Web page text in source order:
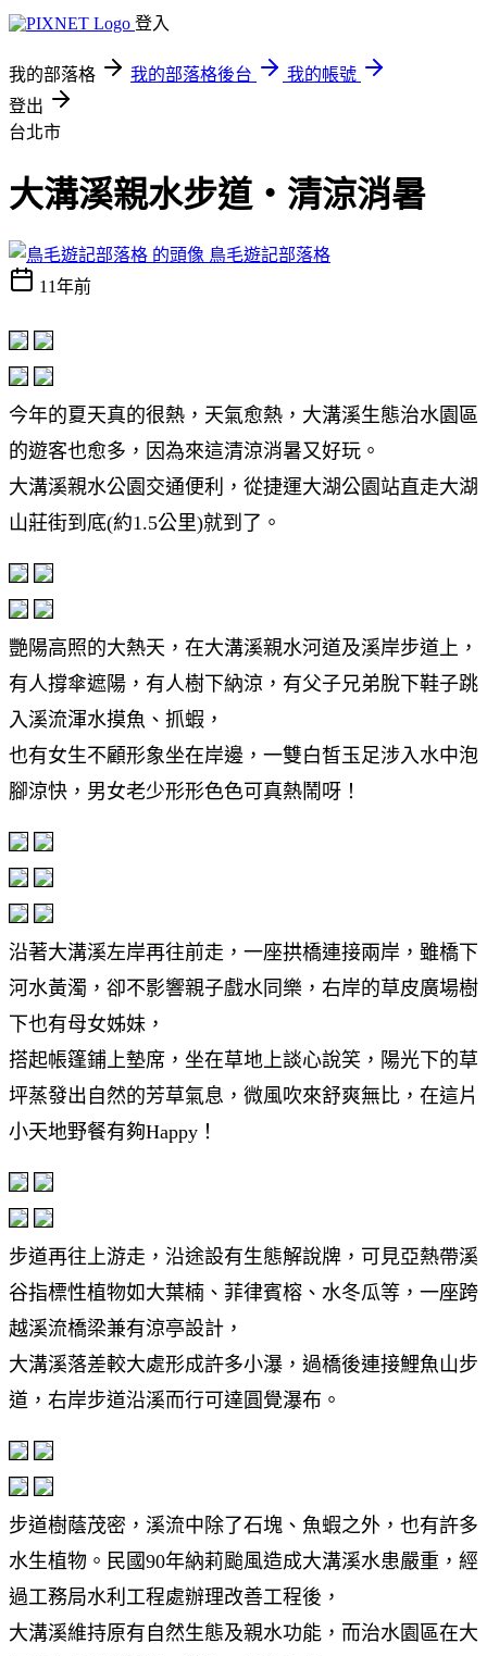
登入
我的部落格 我的部落格後台
我的帳號
登出
台北市
大溝溪親水步道‧清涼消暑
鳥毛遊記部落格
11年前
今年的夏天真的很熱，天氣愈熱，大溝溪生態治水園區
的遊客也愈多，因為來這清涼消暑又好玩。
大溝溪親水公園交通便利，從捷運大湖公園站直走大湖
山莊街到底(約1.5公里)就到了。
艷陽高照的大熱天，在大溝溪親水河道及溪岸步道上，
有人撐傘遮陽，有人樹下納涼，有父子兄弟脫下鞋子跳
入溪流渾水摸魚、抓蝦，
也有女生不顧形象坐在岸邊，一雙白皙玉足涉入水中泡
腳涼快，男女老少形形色色可真熱鬧呀！
沿著大溝溪左岸再往前走，一座拱橋連接兩岸，雖橋下
河水黃濁，卻不影響親子戲水同樂，右岸的草皮廣場樹
下也有母女姊妹，
搭起帳篷鋪上墊席，坐在草地上談心說笑，陽光下的草
坪蒸發出自然的芳草氣息，微風吹來舒爽無比，在這片
小天地野餐有夠Happy！
步道再往上游走，沿途設有生態解說牌，可見亞熱帶溪
谷指標性植物如大葉楠、菲律賓榕、水冬瓜等，一座跨
越溪流橋梁兼有涼亭設計，
大溝溪落差較大處形成許多小瀑，過橋後連接鯉魚山步
道，右岸步道沿溪而行可達圓覺瀑布。
步道樹蔭茂密，溪流中除了石塊、魚蝦之外，也有許多
水生植物。民國90年納莉颱風造成大溝溪水患嚴重，經
過工務局水利工程處辦理改善工程後，
大溝溪維持原有自然生態及親水功能，而治水園區在大